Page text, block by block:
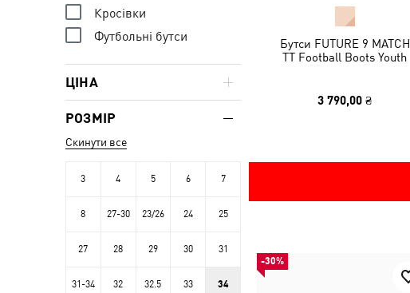
Бутси FUTURE 9 MATCH
TT Football Boots Youth
3 790,00 ₴
-30%
Кросівки
Футбольні бутси
ЦІНА
РОЗМІР
Скинути все
3 4 5 6 7
8 27-30 23/26 24 25
27 28 29 30 31
31-34 32 32.5 33 34